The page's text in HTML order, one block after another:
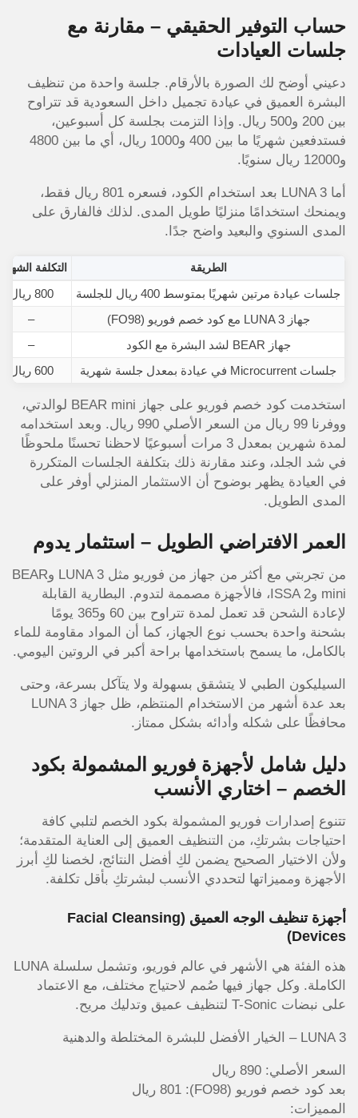
حساب التوفير الحقيقي – مقارنة مع
جلسات العيادات
دعيني أوضح لك الصورة بالأرقام. جلسة واحدة من تنظيف
البشرة العميق في عيادة تجميل داخل السعودية قد تتراوح
بين 200 و500 ريال. وإذا التزمت بجلسة كل أسبوعين،
فستدفعين شهريًا ما بين 400 و1000 ريال، أي ما بين 4800
و12000 ريال سنويًا.
أما LUNA 3 بعد استخدام الكود، فسعره 801 ريال فقط،
ويمنحك استخدامًا منزليًا طويل المدى. لذلك فالفارق على
المدى السنوي والبعيد واضح جدًا.
الطريقة التكلفة
جلسات عيادة مرتين شهريًا بمتوسط 400 ريال للجلسة
800 ريال
جهاز LUNA 3 مع كود خصم فوريو (FO98)
–
جهاز BEAR لشد البشرة مع الكود
–
جلسات Microcurrent في عيادة بمعدل جلسة شهرية
600 ريال
استخدمت كود خصم فوريو على جهاز BEAR mini لوالدتي،
ووفرنا 99 ريال من السعر الأصلي 990 ريال. وبعد استخدامه
لمدة شهرين بمعدل 3 مرات أسبوعيًا لاحظنا تحسنًا ملحوظًا
في شد الجلد، وعند مقارنة ذلك بتكلفة الجلسات المتكررة
في العيادة يظهر بوضوح أن الاستثمار المنزلي أوفر على
المدى الطويل.
العمر الافتراضي الطويل – استثمار يدوم
من تجربتي مع أكثر من جهاز من فوريو مثل LUNA 3 وBEAR
mini وISSA 2، فالأجهزة مصممة لتدوم. البطارية القابلة
لإعادة الشحن قد تعمل لمدة تتراوح بين 60 و365 يومًا
بشحنة واحدة بحسب نوع الجهاز، كما أن المواد مقاومة للماء
بالكامل، ما يسمح باستخدامها براحة أكبر في الروتين اليومي.
السيليكون الطبي لا يتشقق بسهولة ولا يتآكل بسرعة، وحتى
بعد عدة أشهر من الاستخدام المنتظم، ظل جهاز LUNA 3
محافظًا على شكله وأدائه بشكل ممتاز.
دليل شامل لأجهزة فوريو المشمولة بكود
الخصم – اختاري الأنسب
تتنوع إصدارات فوريو المشمولة بكود الخصم لتلبي كافة
احتياجات بشرتكِ، من التنظيف العميق إلى العناية المتقدمة؛
ولأن الاختيار الصحيح يضمن لكِ أفضل النتائج، لخصنا لكِ أبرز
الأجهزة ومميزاتها لتحددي الأنسب لبشرتكِ بأقل تكلفة.
أجهزة تنظيف الوجه العميق (Facial Cleansing
Devices)
هذه الفئة هي الأشهر في عالم فوريو، وتشمل سلسلة LUNA
الكاملة. وكل جهاز فيها صُمم لاحتياج مختلف، مع الاعتماد
على نبضات T-Sonic لتنظيف عميق وتدليك مريح.
LUNA 3 – الخيار الأفضل للبشرة المختلطة والدهنية
السعر الأصلي: 890 ريال
بعد كود خصم فوريو (FO98): 801 ريال
المميزات: